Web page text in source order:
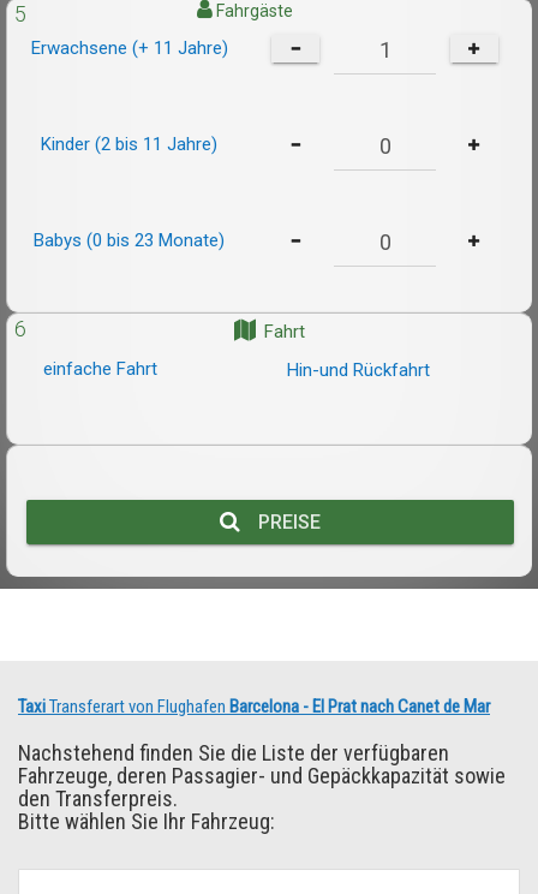
5 Fahrgäste
Erwachsene (+ 11 Jahre)
Kinder (2 bis 11 Jahre)
Babys (0 bis 23 Monate)
6
Fahrt
einfache Fahrt
Hin-und Rückfahrt
PREISE
TaxiTransferart von Flughafen Barcelona - El Prat nach Canet de Mar
Nachstehend finden Sie die Liste der verfügbaren
Fahrzeuge, deren Passagier- und Gepäckkapazität sowie
den Transferpreis.
Bitte wählen Sie Ihr Fahrzeug: